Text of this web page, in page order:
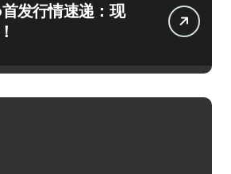
发行情速递：现